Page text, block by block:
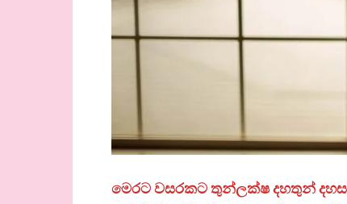
මෙරට වසරකට තුන්ලක්ෂ දහතුන්